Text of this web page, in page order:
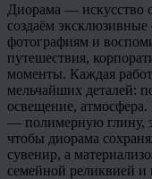
Диорама — искусство
создаём
фотографиям и
путешествия,
моменты. Каждая
мельчайших деталей:
освещение,
— полимерную глину,
чтобы диорама
сувенир, а
семейной реликвией и